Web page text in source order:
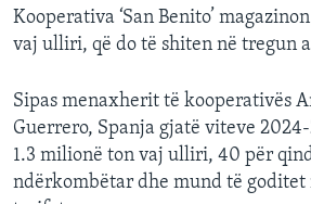
Kooperativa ‘San Benito’
vaj ulliri, që do të shiten në tregun
Sipas menaxherit të kooperativës
Guerrero, Spanja gjatë viteve
1.3 milionë ton vaj ulliri, 40 për
ndërkombëtar dhe mund të goditet